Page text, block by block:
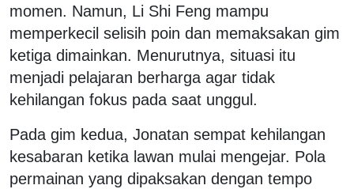
momen. Namun, Li Shi Feng mampu
memperkecil selisih poin dan memaksakan gim
ketiga dimainkan. Menurutnya, situasi itu
menjadi pelajaran berharga agar tidak
kehilangan fokus pada saat unggul.
Pada gim kedua, Jonatan sempat kehilangan
kesabaran ketika lawan mulai mengejar. Pola
permainan yang dipaksakan dengan tempo